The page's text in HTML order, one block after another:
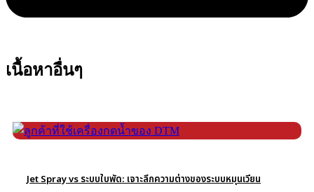
เนื้อหาอื่นๆ
Jet Spray vs ระบบใบพัด: เจาะลึกความต่างของระบบหมุนเวียน